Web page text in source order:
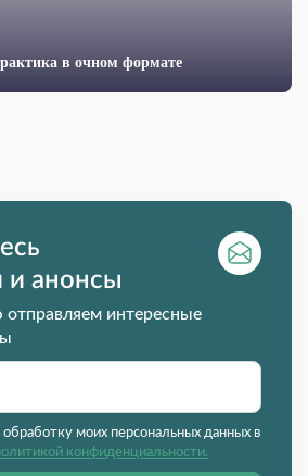
в очном формате
и анонсы
интересные
обработку моих персональных данных в
конфиденциальности.